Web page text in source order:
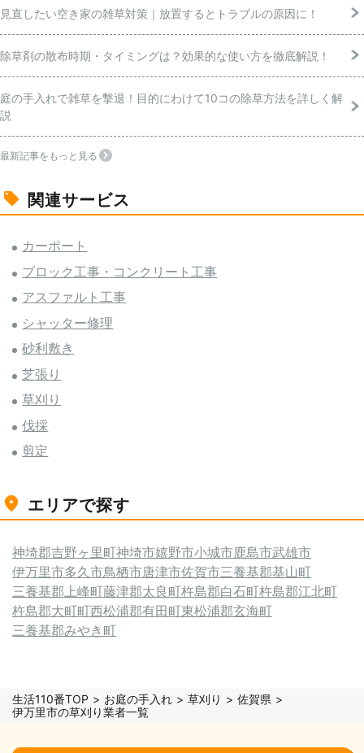
見直したい空き家の雑草対策｜放置するとトラブルの原因に！
除草剤の散布時期・タイミングは？効果的な使い方を徹底解説！
庭の手入れで雑草を撃退！目的にわけて10コの除草方法を詳しく解
説
最新記事をもっと見る
関連サービス
カーポート
ブロック工事・コンクリート工事
アスファルト工事
シャッター修理
砂利敷き
芝張り
草刈り
伐採
剪定
エリアで探す
神埼郡吉野ヶ里町神埼市嬉野市小城市鹿島市武雄市
伊万里市多久市鳥栖市唐津市佐賀市三養基郡基山町
三養基郡上峰町藤津郡太良町杵島郡白石町杵島郡江北町
杵島郡大町町西松浦郡有田町東松浦郡玄海町
三養基郡みやき町
生活110番TOP お庭の手入れ 草刈り
佐賀県
伊万里市の草刈り業者一覧